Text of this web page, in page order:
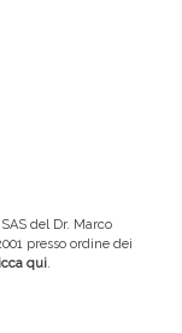
del Dr. Marco
presso ordine dei
qui.